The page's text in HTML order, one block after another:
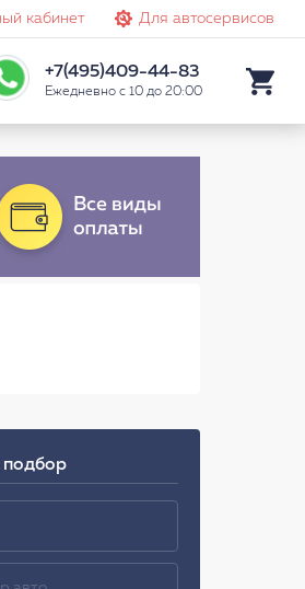
кабинет Для автосервисов
+7(495)409-44-83
Ежедневно с 10 до 20:00
подбор